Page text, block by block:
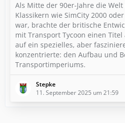
Als Mitte der 90er-Jahre die
Klassikern wie SimCity 2000
war, brachte der britische
mit Transport Tycoon einen
auf ein spezielles, aber
konzentrierte: den Aufbau und
Transportimperiums.
Stepke
11. September 2025 um 21:59